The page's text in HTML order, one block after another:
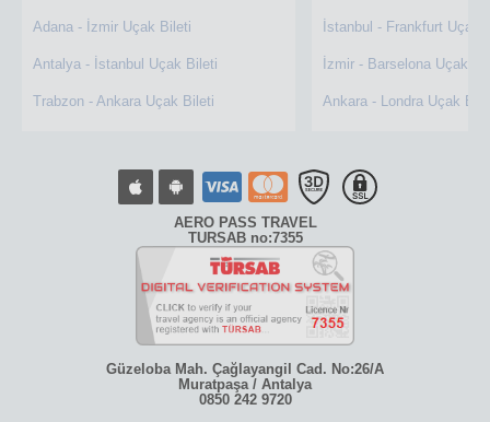
Adana - İzmir Uçak Bileti
Antalya - İstanbul Uçak Bileti
Trabzon - Ankara Uçak Bileti
İstanbul - Frankfurt Uçak
İzmir - Barselona Uçak
Ankara - Londra Uçak
AERO PASS TRAVEL
TURSAB no:7355
Güzeloba Mah. Çağlayangil Cad. No:26/A
Muratpaşa / Antalya
0850 242 9720